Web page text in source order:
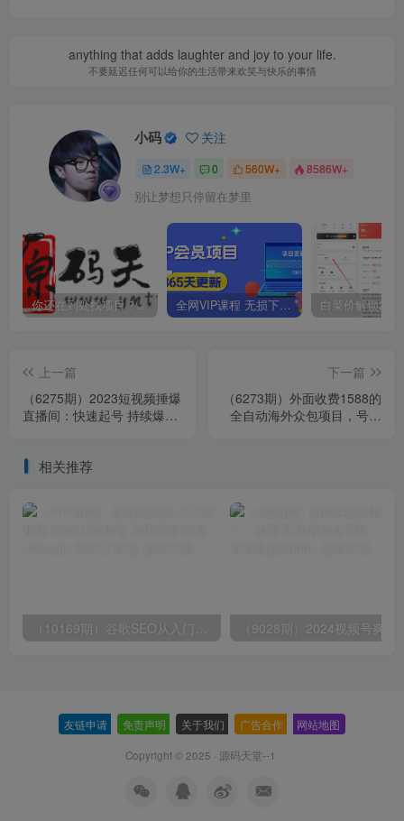
anything that adds laughter and joy to your life.
不要延迟任何可以给你的生活带来欢笑与快乐的事情
小码 关注
2.3W+ 0 560W+ 8586W+
别让梦想只停留在梦里
你还在到处找项目？还在当韭菜？我靠卖项目一个月收入5万+，曾经我也是个失败者。 全网VIP课程 无损下载~
上一篇
（6275期）2023短视频捶爆
直播间：快速起号 持续爆量
下一篇
（6273期）外面收费1588的
全自动海外众包项目，号称
相关推荐
友链申请 免责声明 关于我们 广告合作 网站地图
Copyright © 2025 · 源码天堂--1